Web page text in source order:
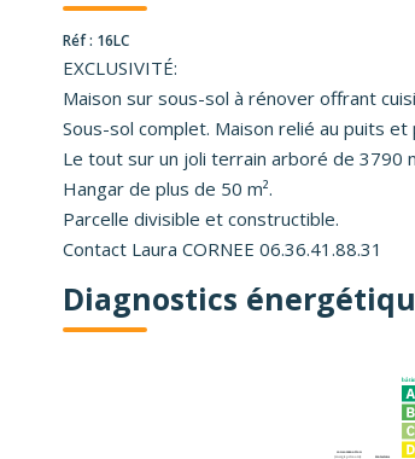
Réf : 16LC
EXCLUSIVITÉ:
Maison sur sous-sol à rénover offrant
Sous-sol complet. Maison relié au puits et
Le tout sur un joli terrain arboré de 3790
Hangar de plus de 50 m².
Parcelle divisible et constructible.
Contact Laura CORNEE 06.36.41.88.31
Diagnostics